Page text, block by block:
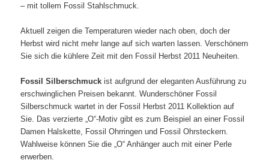
– mit tollem Fossil Stahlschmuck.
Aktuell zeigen die Temperaturen wieder nach oben, doch der
Herbst wird nicht mehr lange auf sich warten lassen. Verschönern
Sie sich die kühlere Zeit mit den Fossil Herbst 2011 Neuheiten.
Fossil Silberschmuck ist aufgrund der eleganten Ausführung zu
erschwinglichen Preisen bekannt. Wunderschöner Fossil
Silberschmuck wartet in der Fossil Herbst 2011 Kollektion auf
Sie. Das verzierte „O“-Motiv gibt es zum Beispiel an einer Fossil
Damen Halskette, Fossil Ohrringen und Fossil Ohrsteckern.
Wahlweise können Sie die „O“ Anhänger auch mit einer Perle
erwerben.